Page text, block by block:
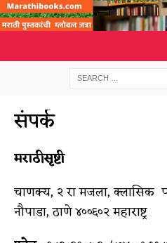
संपर्क
मराठीसृष्टी
चाणक्य, २ रा मजला, क्लासिक
नौपाडा, ठाणे ४००६०२ महाराष्ट्र